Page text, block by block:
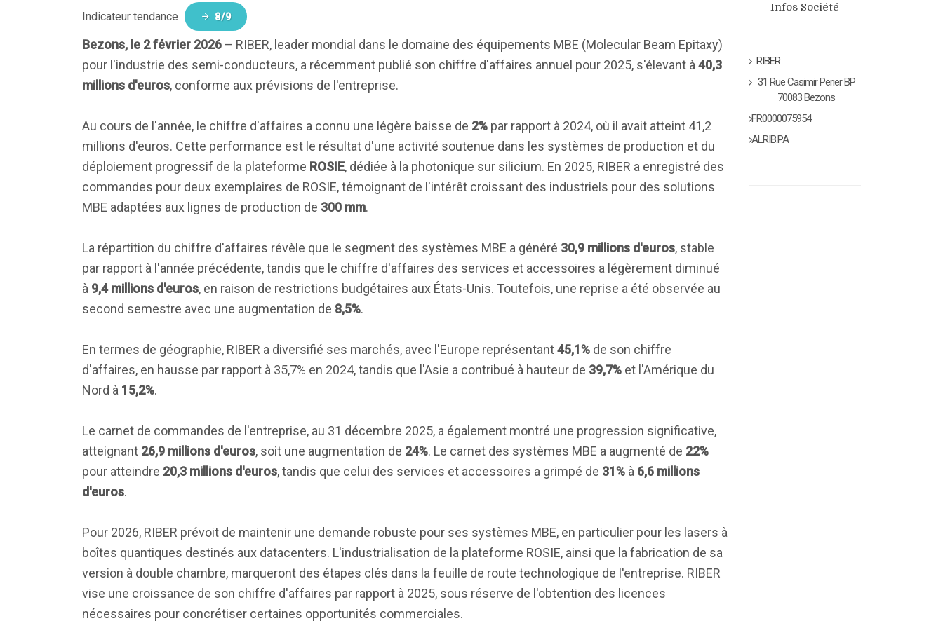
Indicateur tendance 8/9
Bezons, le 2 février 2026 – RIBER, leader mondial dans le domaine des équipements MBE (Molecular Beam Epitaxy)
pour l'industrie des semi-conducteurs, a récemment publié son chiffre d'affaires annuel pour 2025, s'élevant à 40,3
millions d'euros, conforme aux prévisions de l'entreprise.
Au cours de l'année, le chiffre d'affaires a connu une légère baisse de 2% par rapport à 2024, où il avait atteint 41,2
millions d'euros. Cette performance est le résultat d'une activité soutenue dans les systèmes de production et du
déploiement progressif de la plateforme ROSIE, dédiée à la photonique sur silicium. En 2025, RIBER a enregistré des
commandes pour deux exemplaires de ROSIE, témoignant de l'intérêt croissant des industriels pour des solutions
MBE adaptées aux lignes de production de 300 mm.
La répartition du chiffre d'affaires révèle que le segment des systèmes MBE a généré 30,9 millions d'euros, stable
par rapport à l'année précédente, tandis que le chiffre d'affaires des services et accessoires a légèrement diminué
à 9,4 millions d'euros, en raison de restrictions budgétaires aux États-Unis. Toutefois, une reprise a été observée au
second semestre avec une augmentation de 8,5%.
En termes de géographie, RIBER a diversifié ses marchés, avec l'Europe représentant45,1% de son chiffre
d'affaires, en hausse par rapport à 35,7% en 2024, tandis que l'Asie a contribué à hauteur de 39,7% et l'Amérique du
Nord à 15,2%.
Le carnet de commandes de l'entreprise, au 31 décembre 2025, a également montré une progression significative,
atteignant 26,9 millions d'euros, soit une augmentation de 24%. Le carnet des systèmes MBE a augmenté de 22%
pour atteindre 20,3 millions d'euros, tandis que celui des services et accessoires a grimpé de 31% à 6,6 millions
d'euros.
Pour 2026, RIBER prévoit de maintenir une demande robuste pour ses systèmes MBE, en particulier pour les lasers à
boîtes quantiques destinés aux datacenters. L'industrialisation de la plateforme ROSIE, ainsi que la fabrication de sa
version à double chambre, marqueront des étapes clés dans la feuille de route technologique de l'entreprise. RIBER
vise une croissance de son chiffre d'affaires par rapport à 2025, sous réserve de l'obtention des licences
nécessaires pour concrétiser certaines opportunités commerciales.
Infos Société
RIBER
31 Rue Casimir Perier BP
70083 Bezons
FR0000075954
ALRIB.PA